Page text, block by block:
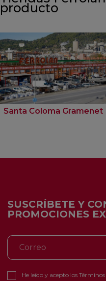
producto
Santa Coloma Gramenet
SUSCRÍBETE Y
PROMOCIONES
He leído y acepto los